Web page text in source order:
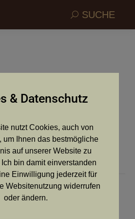
Search:SUCHE
0664/2763551
& Datenschutz
nutzt Cookies, auch von
um Ihnen das bestmögliche
auf unserer Website zu
bin damit einverstanden
Einwilligung jederzeit für
Websitenutzung widerrufen
oder ändern.